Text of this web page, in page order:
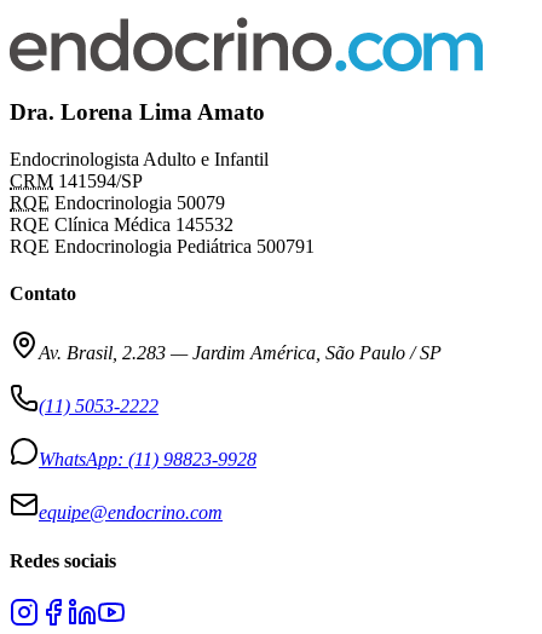
Dra. Lorena Lima Amato
Endocrinologista Adulto e Infantil
CRM 141594/SP
RQE Endocrinologia 50079
RQE Clínica Médica 145532
RQE Endocrinologia Pediátrica 500791
Contato
Av. Brasil, 2.283 —Jardim América, São Paulo / SP
(11) 5053-2222
WhatsApp: (11) 98823-9928
equipe@endocrino.com
Redes sociais